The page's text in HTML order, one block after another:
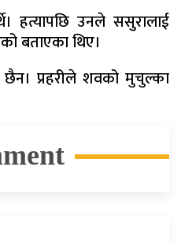
हत्यापछि उनले ससुरालाई
बताएका थिए।
प्रहरीले शवको मुचुल्का